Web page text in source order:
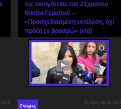
της οικογένειας του 21χρονου
Νικήτα Γεμιστού –
«Προσχεδιασμένη εκτέλεση, όχι
πράξη εν βρασμώ» (vid)
Γνώμες
Τετάρτη